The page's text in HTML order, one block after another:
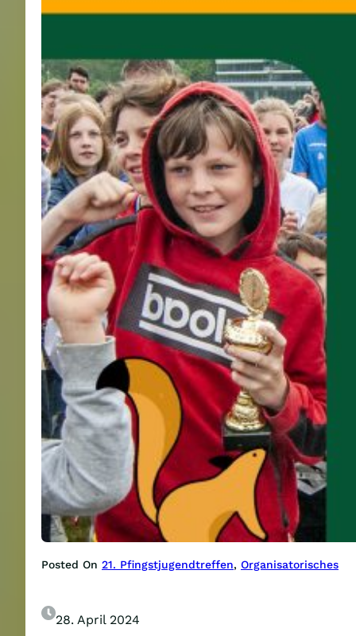
Posted On 21. Pfingstjugendtreffen, Organisatorisches
28. April 2024